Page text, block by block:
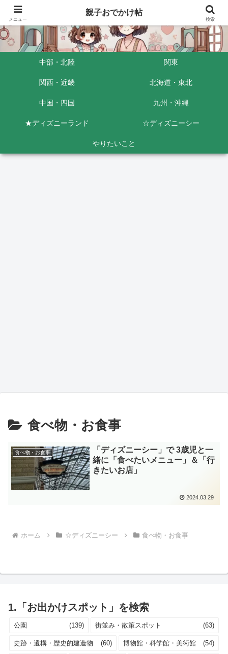
中部・北陸 関東
関西・近畿 北海道・東北
中国・四国 九州・沖縄
★ディズニーランド ☆ディズニーシー
やりたいこと
食べ物・お食事
食べ物・お食事
「ディズニーシー」で 3歳児と一
緒に「食べたいメニュー」＆「行
きたいお店」
2024.03.29
ホーム ☆ディズニーシー 食べ物・お食事
1.「お出かけスポット」を検索
公園 (139) 街並み・散策スポット (63)
史跡・遺構・歴史的建造物 (60) 博物館・科学館・美術館 (54)
メニュー
親子おでかけ帖
検索